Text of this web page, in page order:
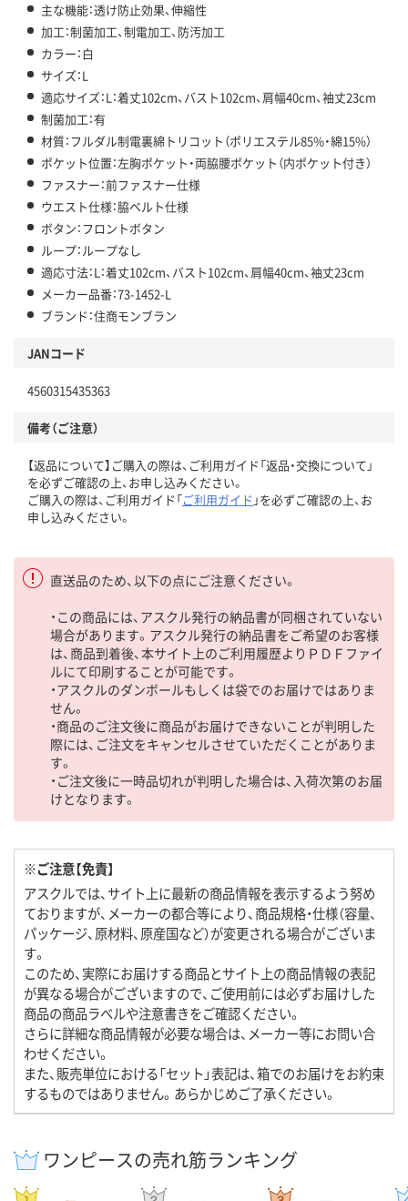
主な機能：透け防止効果、伸縮性
加工：制菌加工、制電加工、防汚加工
カラー：白
サイズ：L
適応サイズ：L：着丈102cm、バスト102cm、肩幅40cm、袖丈23cm
制菌加工：有
材質：フルダル制電裏綿トリコット（ポリエステル85%・綿15%）
ポケット位置：左胸ポケット・両脇腰ポケット（内ポケット付き）
ファスナー：前ファスナー仕様
ウエスト仕様：脇ベルト仕様
ボタン：フロントボタン
ループ：ループなし
適応寸法：L：着丈102cm、バスト102cm、肩幅40cm、袖丈23cm
メーカー品番：73-1452-L
ブランド：住商モンブラン
JANコード
4560315435363
備考（ご注意）
【返品について】ご購入の際は、ご利用ガイド「返品・交換について」
を必ずご確認の上、お申し込みください。
ご購入の際は、ご利用ガイド「ご利用ガイド 」を必ずご確認の上、お
申し込みください。
直送品のため、以下の点にご注意ください。
・この商品には、アスクル発行の納品書が同梱されていない
場合があります。アスクル発行の納品書をご希望のお客様
は、商品到着後、本サイト上のご利用履歴よりＰＤＦファイ
ルにて印刷することが可能です。
・アスクルのダンボールもしくは袋でのお届けではありま
せん。
・商品のご注文後に商品がお届けできないことが判明した
際には、ご注文をキャンセルさせていただくことがありま
す。
・ご注文後に一時品切れが判明した場合は、入荷次第のお届
けとなります。
※ご注意【免責】
アスクルでは、サイト上に最新の商品情報を表示するよう努め
ておりますが、メーカーの都合等により、商品規格・仕様（容量、
パッケージ、原材料、原産国など）が変更される場合がございま
す。
このため、実際にお届けする商品とサイト上の商品情報の表記
が異なる場合がございますので、ご使用前には必ずお届けした
商品の商品ラベルや注意書きをご確認ください。
さらに詳細な商品情報が必要な場合は、メーカー等にお問い合
わせください。
また、販売単位における「セット」表記は、箱でのお届けをお約束
するものではありません。あらかじめご了承ください。
ワンピースの売れ筋ランキング